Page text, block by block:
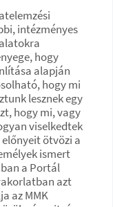
intézményes
hogy
alapján
hogy mi
lesznek egy
hogy mi, vagy
viselkedtek
ötvözi a
ismert
a Portál
azt
az MMK